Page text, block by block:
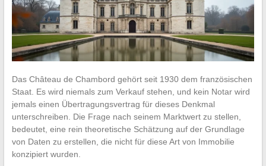
Das Château de Chambord gehört seit 1930 dem französischen
Staat. Es wird niemals zum Verkauf stehen, und kein Notar wird
jemals einen Übertragungsvertrag für dieses Denkmal
unterschreiben. Die Frage nach seinem Marktwert zu stellen,
bedeutet, eine rein theoretische Schätzung auf der Grundlage
von Daten zu erstellen, die nicht für diese Art von Immobilie
konzipiert wurden.